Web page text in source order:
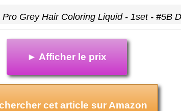
Grey Hair Coloring Liquid - 1set - #5B
► Afficher le prix
cet article sur Amazon